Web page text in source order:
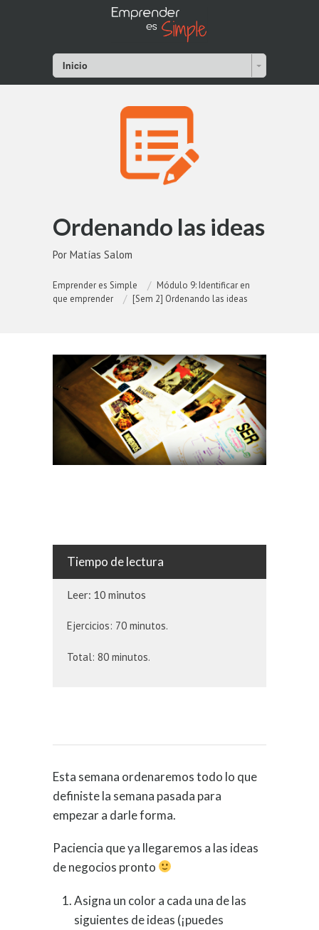
Inicio
Ordenando las ideas
Por Matías Salom
Emprender es Simple
Módulo 9: Identificar en
que emprender
[Sem 2] Ordenando las ideas
Tiempo de lectura
Leer: 10 minutos
Ejercicios: 70 minutos.
Total: 80 minutos.
Esta semana ordenaremos todo lo que
definiste la semana pasada para
empezar a darle forma.
Paciencia que ya llegaremos a las ideas
de negocios pronto
Asigna un color a cada una de las
siguientes de ideas (¡puedes